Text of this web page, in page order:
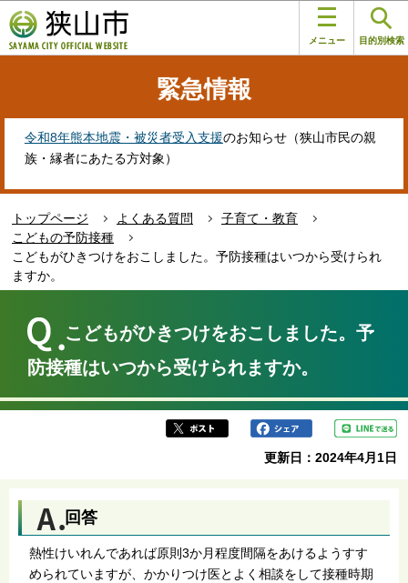
の
ペ
す
メニュー 目的別検索
緊急情報
令和8年熊本地震・被災者受入支援のお知らせ（狭山市民の親
族・縁者にあたる方対象）
トップページ よくある質問
子育て・教育
こどもの予防接種
こどもがひきつけをおこしました。予防接種はいつから受けられ
ますか。
ら
こどもがひきつけをおこしました。予
防接種はいつから受けられますか。
更新日：2024年4月1日
回答
熱性けいれんであれば原則3か月程度間隔をあけるようすす
められていますが、かかりつけ医とよく相談をして接種時期